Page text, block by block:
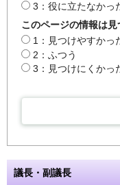
3：役に立たなかっ
このページの情報は
1：見つけやすかっ
2：ふつう
3：見つけにくかっ
議長・副議長